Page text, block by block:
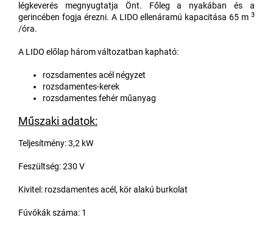
légkeverés megnyugtatja Önt. Főleg a nyakában és a
gerincében fogja érezni. A LIDO ellenáramú kapacitása 65 m 3
/óra.
A LIDO előlap három változatban kapható:
rozsdamentes acél négyzet
rozsdamentes-kerek
rozsdamentes fehér műanyag
Műszaki adatok:
Teljesítmény: 3,2 kW
Feszültség: 230 V
Kivitel: rozsdamentes acél, kör alakú burkolat
Fúvókák száma: 1